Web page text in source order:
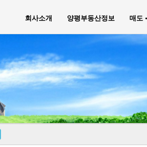
회사소개 양평부동산정보 매도